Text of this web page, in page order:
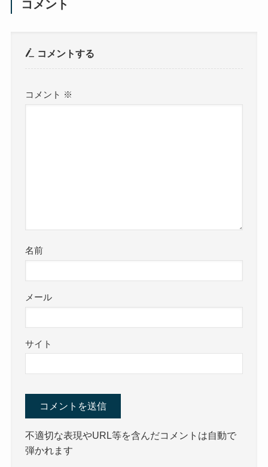
コメント
コメントする
コメント ※
名前
メール
サイト
不適切な表現やURL等を含んだコメントは自動で
弾かれます